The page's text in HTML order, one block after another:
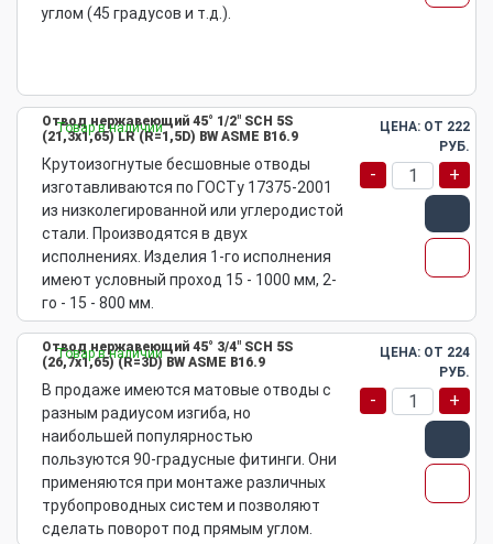
углом (45 градусов и т.д.).
Товар в наличии
Отвод нержавеющий 45° 1/2" SCH 5S
(21,3х1,65) LR (R=1,5D) BW ASME B16.9
Крутоизогнутые бесшовные отводы
изготавливаются по ГОСТу 17375-2001
из низколегированной или углеродистой
стали. Производятся в двух
исполнениях. Изделия 1-го исполнения
имеют условный проход 15 - 1000 мм, 2-
го - 15 - 800 мм.
ЦЕНА: ОТ 222
РУБ.
- +
Товар в наличии
Отвод нержавеющий 45° 3/4" SCH 5S
(26,7х1,65) (R=3D) BW ASME B16.9
В продаже имеются матовые отводы с
разным радиусом изгиба, но
наибольшей популярностью
пользуются 90-градусные фитинги. Они
применяются при монтаже различных
трубопроводных систем и позволяют
сделать поворот под прямым углом.
ЦЕНА: ОТ 224
РУБ.
- +